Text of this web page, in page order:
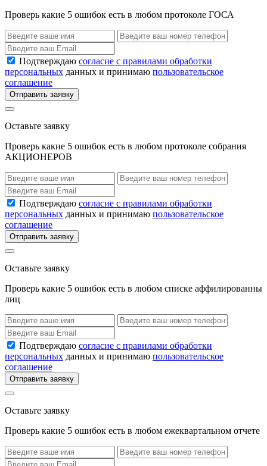
Проверь какие 5 ошибок есть в любом протоколе ГОСА
Подтверждаю согласие с правилами обработки
персональных данных и принимаю пользовательское
соглашение
Отправить заявку
Оставьте заявку
Проверь какие 5 ошибок есть в любом протоколе собрания
АКЦИОНЕРОВ
Подтверждаю согласие с правилами обработки
персональных данных и принимаю пользовательское
соглашение
Отправить заявку
Оставьте заявку
Проверь какие 5 ошибок есть в любом списке аффилированны
лиц
Подтверждаю согласие с правилами обработки
персональных данных и принимаю пользовательское
соглашение
Отправить заявку
Оставьте заявку
Проверь какие 5 ошибок есть в любом ежеквартальном отчете